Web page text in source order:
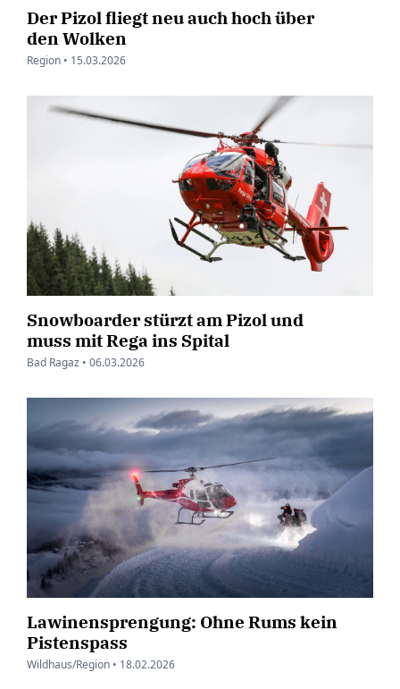
Der Pizol fliegt neu auch hoch über
den Wolken
Region • 15.03.2026
Snowboarder stürzt am Pizol und
muss mit Rega ins Spital
Bad Ragaz • 06.03.2026
Lawinensprengung: Ohne Rums kein
Pistenspass
Wildhaus/Region • 18.02.2026